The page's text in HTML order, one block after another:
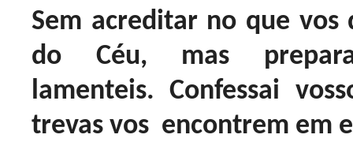
Sem acreditar no que vos
do Céu, mas
lamenteis. Confessai
trevas vos encontrem em